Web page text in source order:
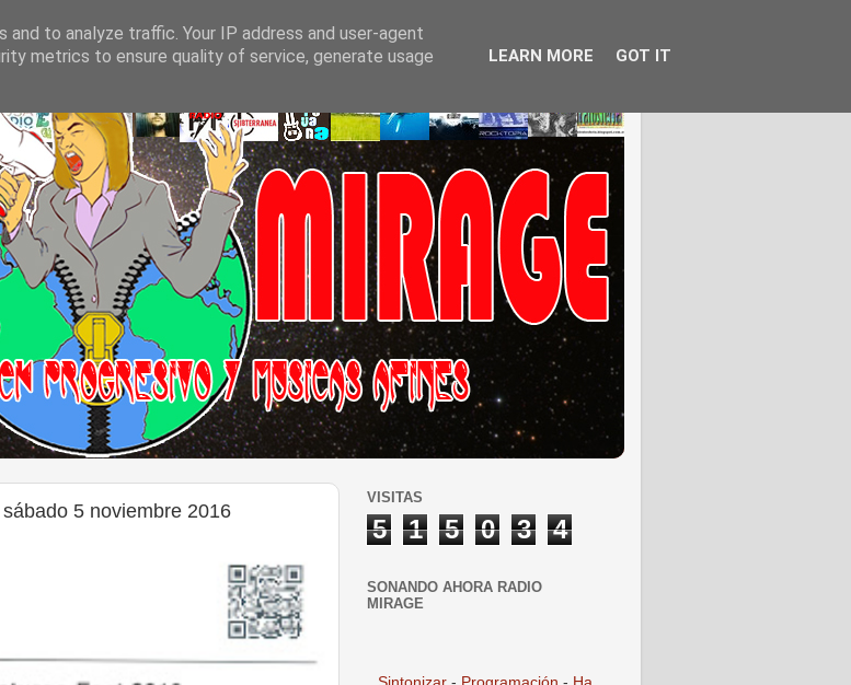
5 noviembre 2016
VISITAS
5 1 5 0 3 4
SONANDO AHORA RADIO
MIRAGE
to analyze traffic. Your IP address and user-agent
metrics to ensure quality of service, generate usage
LEARN MORE GOT IT